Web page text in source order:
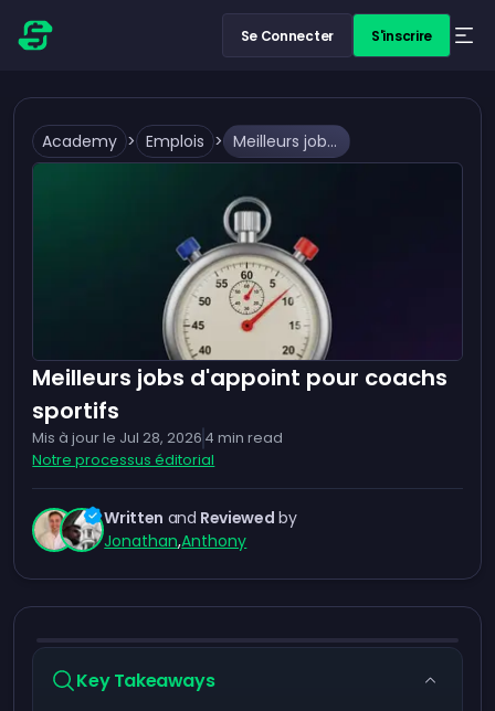
Se Connecter S'inscrire
Academy > Emplois > Meilleurs jobs d'appoint pour coachs sportifs
Meilleurs jobs d'appoint pour coachs
sportifs
Mis à jour le Jul 28, 2026 4 min read
Notre processus éditorial
Written and Reviewed by
Jonathan,Anthony
Key Takeaways